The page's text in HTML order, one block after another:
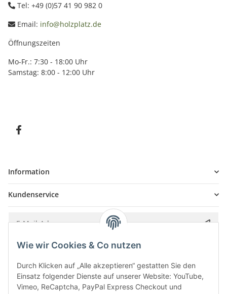
Tel: +49 (0)57 41 90 982 0
Email: info@holzplatz.de
Öffnungszeiten
Mo-Fr.: 7:30 - 18:00 Uhr
Samstag: 8:00 - 12:00 Uhr
Information
Kundenservice
Bitte senden Sie mir entsprechend IhrerDatenschutzerklärung
Wie wir Cookies & Co nutzen
Durch Klicken auf „Alle akzeptieren“ gestatten Sie den
Einsatz folgender Dienste auf unserer Website: YouTube,
Vimeo, ReCaptcha, PayPal Express Checkout und